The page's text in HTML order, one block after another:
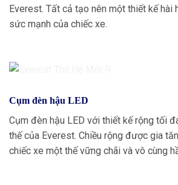
Everest. Tất cả tạo nên một thiết kế hài
sức mạnh của chiếc xe.
Cụm đèn hậu LED
Cụm đèn hậu LED với thiết kế rộng tối
thế của Everest. Chiều rộng được gia
chiếc xe một thế vững chãi và vô cùng